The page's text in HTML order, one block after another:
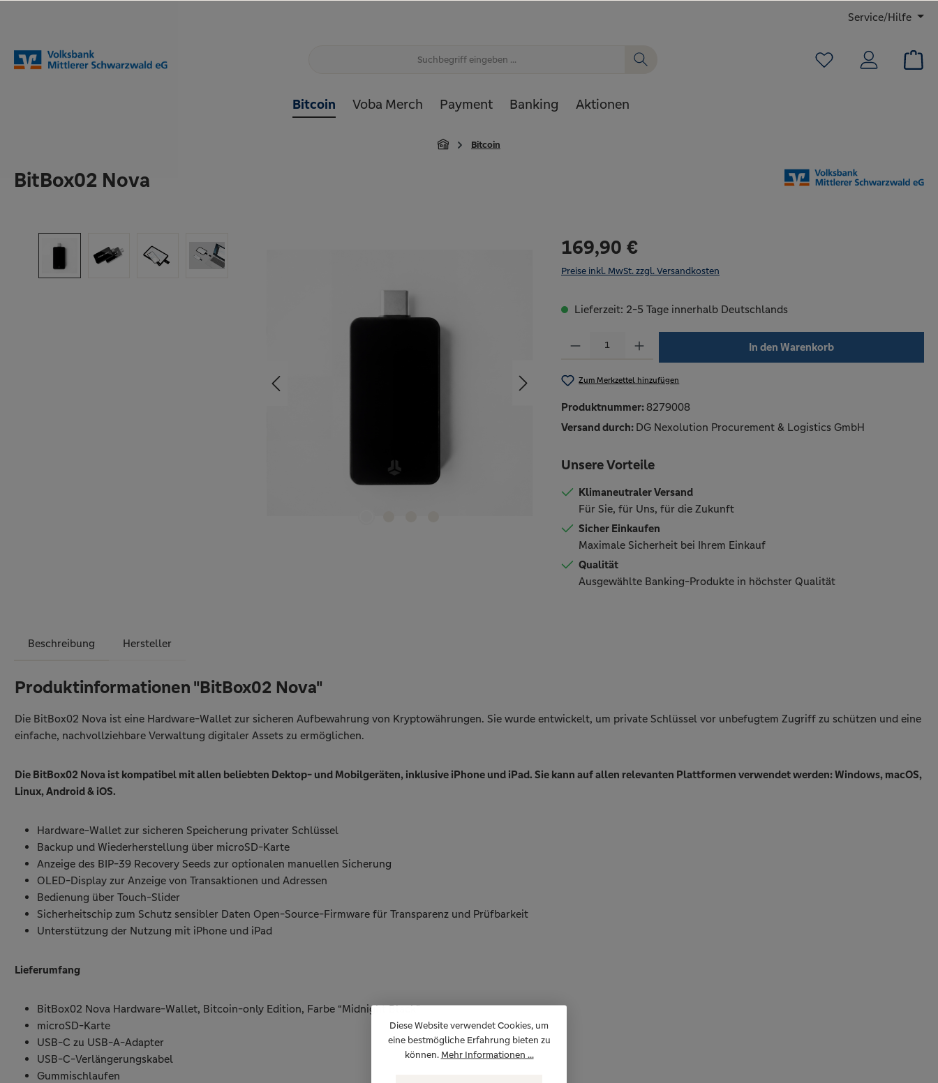
Service/Hilfe
Bitcoin Voba Merch Payment Banking Aktionen
Bitcoin
BitBox02 Nova
Bildergalerie überspringen 169,90 €
Preise inkl. MwSt. zzgl. Versandkosten
Lieferzeit: 2-5 Tage innerhalb Deutschlands
In den Warenkorb
Zum Merkzettel hinzufügen
Produktnummer:8279008
Versand durch: DG Nexolution Procurement & Logistics GmbH
Unsere Vorteile
Klimaneutraler Versand
Für Sie, für Uns, für die Zukunft
Sicher Einkaufen
Maximale Sicherheit bei Ihrem Einkauf
Qualität
Ausgewählte Banking-Produkte in höchster Qualität
Beschreibung Hersteller
Produktinformationen "BitBox02 Nova"
Die BitBox02 Nova ist eine Hardware-Wallet zur sicheren Aufbewahrung von Kryptowährungen. Sie wurde entwickelt, um private Schlüssel vor unbefugtem Zugriff zu schützen und eine
einfache, nachvollziehbare Verwaltung digitaler Assets zu ermöglichen.
Die BitBox02 Nova ist kompatibel mit allen beliebten Dektop- und Mobilgeräten, inklusive iPhone und iPad. Sie kann auf allen relevanten Plattformen verwendet werden: Windows, macOS,
Linux, Android & iOS.
Hardware-Wallet zur sicheren Speicherung privater Schlüssel
Backup und Wiederherstellung über microSD-Karte
Anzeige des BIP-39 Recovery Seeds zur optionalen manuellen Sicherung
OLED-Display zur Anzeige von Transaktionen und Adressen
Bedienung über Touch-Slider
Sicherheitschip zum Schutz sensibler Daten Open-Source-Firmware für Transparenz und Prüfbarkeit
Unterstützung der Nutzung mit iPhone und iPad
Lieferumfang
BitBox02 Nova Hardware-Wallet, Bitcoin-only Edition, Farbe “Midnight Black”
microSD-Karte
USB-C zu USB-A-Adapter
USB-C-Verlängerungskabel
Gummischlaufen
Diese Website verwendet Cookies, um
eine bestmögliche Erfahrung bieten zu
können. Mehr Informationen ...